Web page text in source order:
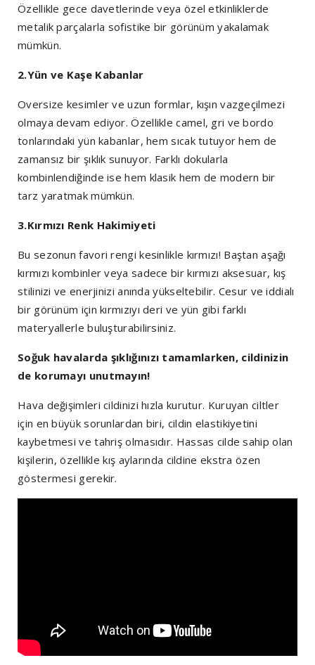
Özellikle gece davetlerinde veya özel etkinliklerde
metalik parçalarla sofistike bir görünüm yakalamak
mümkün.
2.Yün ve Kaşe Kabanlar
Oversize kesimler ve uzun formlar, kışın vazgeçilmezi
olmaya devam ediyor. Özellikle camel, gri ve bordo
tonlarındaki yün kabanlar, hem sıcak tutuyor hem de
zamansız bir şıklık sunuyor. Farklı dokularla
kombinlendiğinde ise hem klasik hem de modern bir
tarz yaratmak mümkün.
3.Kırmızı Renk Hakimiyeti
Bu sezonun favori rengi kesinlikle kırmızı! Baştan aşağı
kırmızı kombinler veya sadece bir kırmızı aksesuar, kış
stilinizi ve enerjinizi anında yükseltebilir. Cesur ve iddialı
bir görünüm için kırmızıyı deri ve yün gibi farklı
materyallerle buluşturabilirsiniz.
Soğuk havalarda şıklığınızı tamamlarken, cildinizin
de korumayı unutmayın!
Hava değişimleri cildinizi hızla kurutur. Kuruyan ciltler
için en büyük sorunlardan biri, cildin elastikiyetini
kaybetmesi ve tahriş olmasıdır. Hassas cilde sahip olan
kişilerin, özellikle kış aylarında cildine ekstra özen
göstermesi gerekir.